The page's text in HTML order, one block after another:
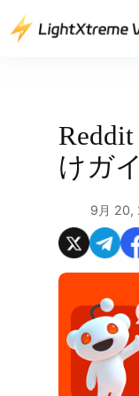
容
けガ
9月 20,